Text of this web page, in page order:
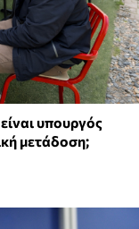
υπουργός
μετάδοση;